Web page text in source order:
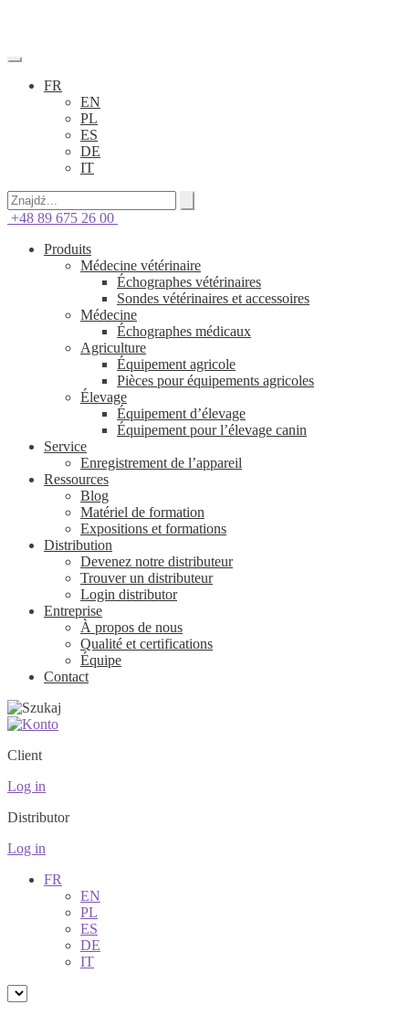
FR
EN
PL
ES
DE
IT
+48 89 675 26 00
Produits
Médecine vétérinaire
Échographes vétérinaires
Sondes vétérinaires et accessoires
Médecine
Échographes médicaux
Agriculture
Équipement agricole
Pièces pour équipements agricoles
Élevage
Équipement d’élevage
Équipement pour l’élevage canin
Service
Enregistrement de l’appareil
Ressources
Blog
Matériel de formation
Expositions et formations
Distribution
Devenez notre distributeur
Trouver un distributeur
Login distributor
Entreprise
À propos de nous
Qualité et certifications
Équipe
Contact
Client
Log in
Distributor
Log in
FR
EN
PL
ES
DE
IT